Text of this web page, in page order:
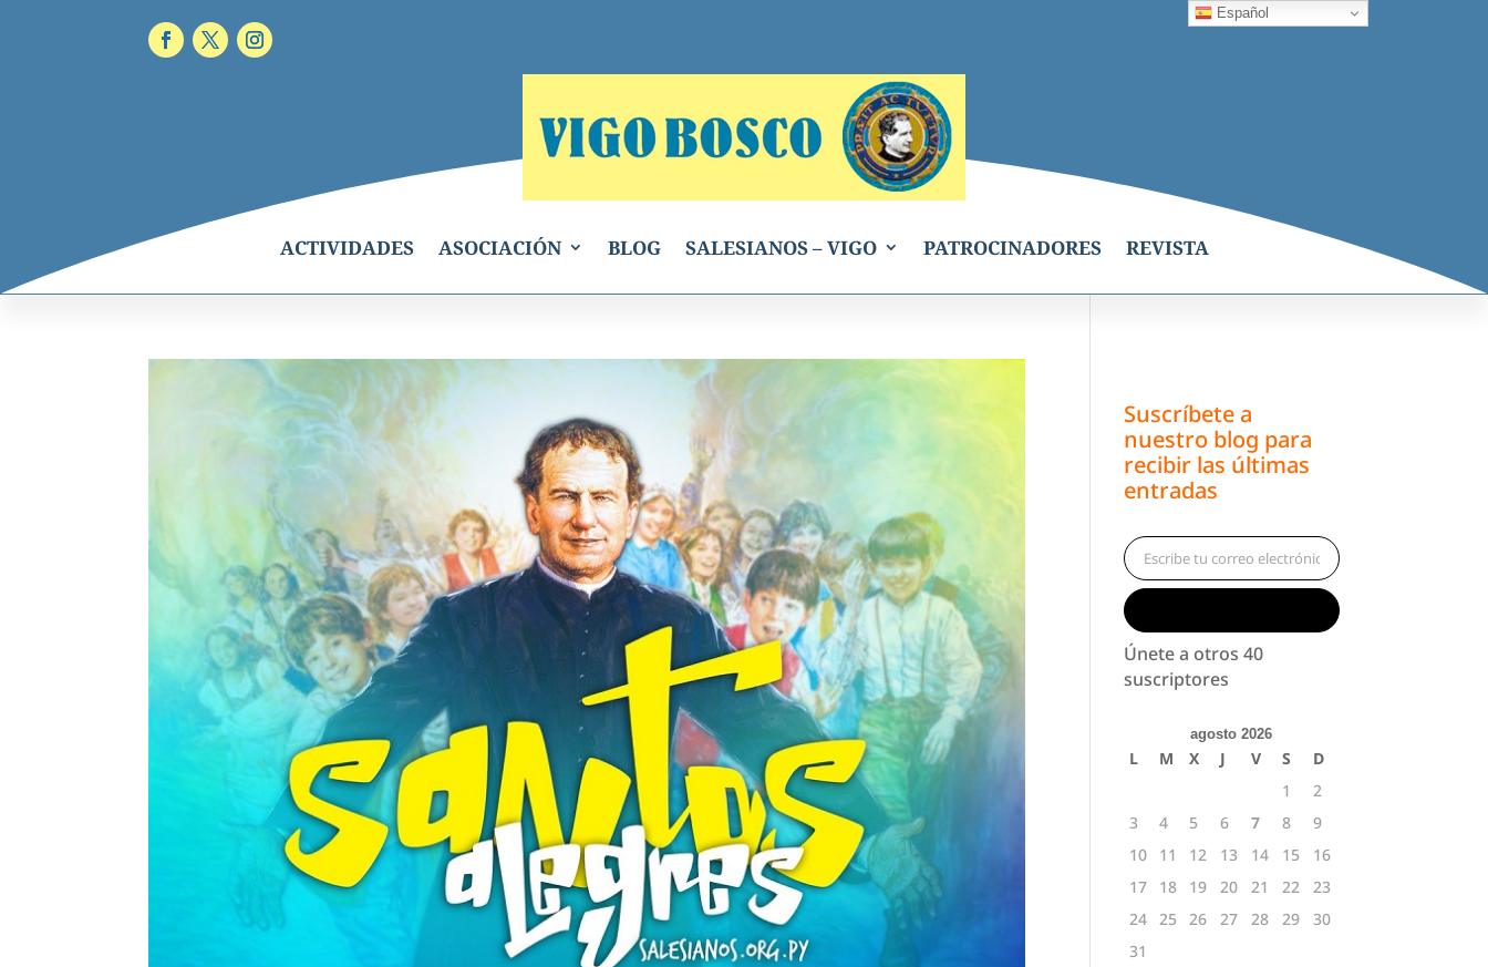
ACTIVIDADES ASOCIACIÓN BLOG SALESIANOS – VIGO PATROCINADORES REVISTA
Suscríbete a
nuestro blog para
recibir las últimas
entradas
Escribe tu correo electrónico…
Únete a otros 40
suscriptores
agosto 2026
L M X J V S
D
1
2
3
4 5 6 7 8
9
10
11 12 13 14 15
16
17
18 19 20 21 22
23
24 25 26 27 28 29
30
31
Español